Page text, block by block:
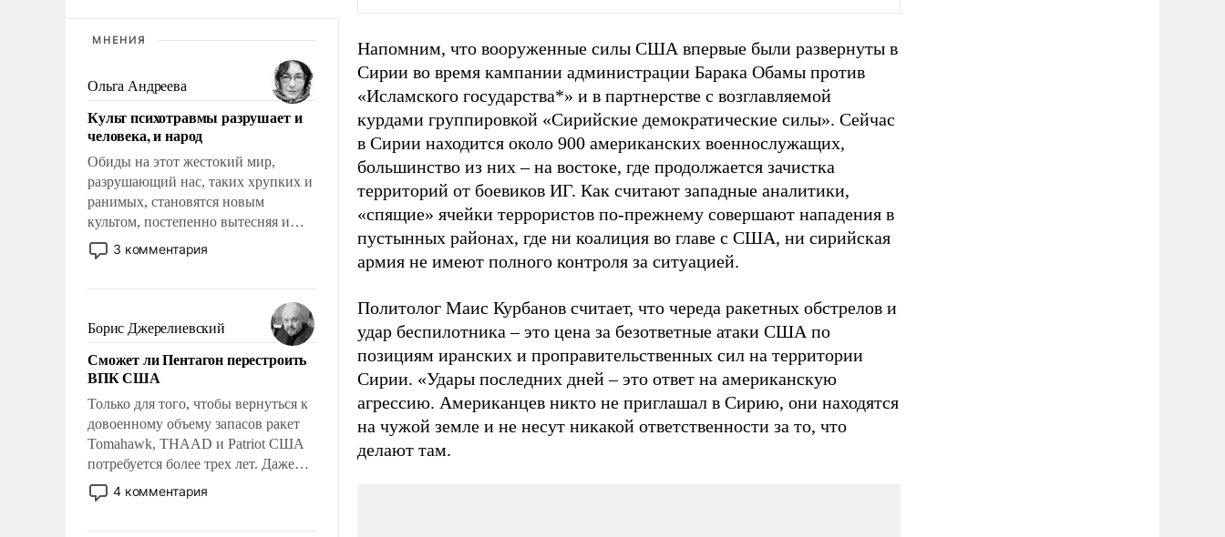
МНЕНИЯ
Ольга Андреева
Культ психотравмы разрушает и
человека, и народ
Обиды на этот жестокий мир,
разрушающий нас, таких хрупких и
ранимых, становятся новым
культом, постепенно вытесняя и
отменяя традиционное требование к
человеку – быть мужественным и
на себя ответственность, помогать
слабым, идти вперед и
адаптироваться.
3 комментария
Борис Джерелиевский
Сможет ли Пентагон перестроить
ВПК США
Только для того, чтобы вернуться к
довоенному объему запасов ракет
Tomahawk, THAAD и Patriot США
потребуется более трех лет. Даже
небольшая война с Ираном
опустошила американские
4 комментария
Напомним, что вооруженные силы США впервые были развернуты в
Сирии во время кампании администрации Барака Обамы против
«Исламского государства*» и в партнерстве с возглавляемой
курдами группировкой «Сирийские демократические силы». Сейчас
в Сирии находится около 900 американских военнослужащих,
большинство из них – на востоке, где продолжается зачистка
территорий от боевиков ИГ. Как считают западные аналитики,
«спящие» ячейки террористов по-прежнему совершают нападения в
пустынных районах, где ни коалиция во главе с США, ни сирийская
армия не имеют полного контроля за ситуацией.
Политолог Маис Курбанов считает, что череда ракетных обстрелов и
удар беспилотника – это цена за безответные атаки США по
позициям иранских и проправительственных сил на территории
Сирии. «Удары последних дней – это ответ на американскую
агрессию. Американцев никто не приглашал в Сирию, они находятся
на чужой земле и не несут никакой ответственности за то, что
делают там.